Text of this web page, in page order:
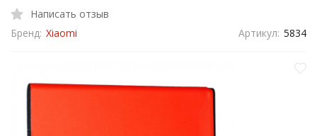
Написать отзыв
Бренд: Xiaomi Артикул: 5834